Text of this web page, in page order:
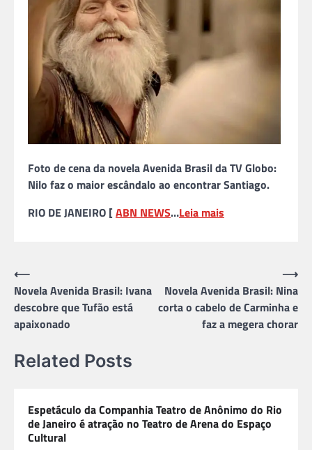
Foto de cena da novela Avenida Brasil da TV Globo:
Nilo faz o maior escândalo ao encontrar Santiago.
RIO DE JANEIRO [ABN NEWS…Leia mais
Navegação
de
Post
⟵
Novela Avenida Brasil: Ivana
descobre que Tufão está
apaixonado
Novela Avenida Brasil: Nina
corta o cabelo de Carminha e
faz a megera chorar
⟶
Related Posts
Espetáculo da Companhia Teatro de Anônimo do Rio
de Janeiro é atração no Teatro de Arena do Espaço
Cultural